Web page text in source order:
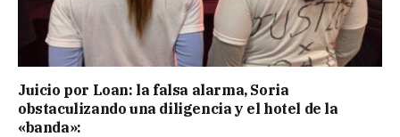
Juicio por Loan: la falsa alarma, Soria
obstaculizando una diligencia y el hotel de la
«banda»: